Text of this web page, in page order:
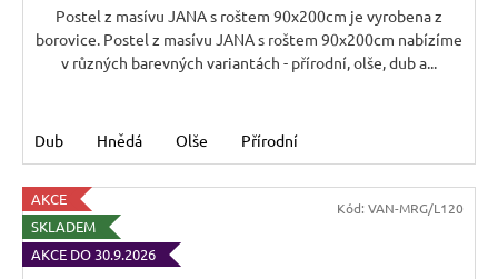
Postel z masívu JANA s roštem 90x200cm je vyrobena z
borovice. Postel z masívu JANA s roštem 90x200cm nabízíme
v různých barevných variantách - přírodní, olše, dub a...
Dub Hnědá Olše Přírodní
AKCE
SKLADEM
AKCE DO 30.9.2026
Kód: VAN-MRG/L120